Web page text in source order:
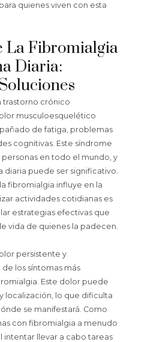
quienes viven con esta
La Fibromialgia
Diaria:
trastorno crónico
musculoesquelético
de fatiga, problemas
cognitivas. Este síndrome
en todo el mundo, y
diaria puede ser significativo.
fibromialgia influye en la
actividades cotidianas es
estrategias efectivas que
vida de quienes la padecen.
persistente y
los síntomas más
Este dolor puede
localización, lo que dificulta
se manifestará. Como
con fibromialgia a menudo
intentar llevar a cabo tareas